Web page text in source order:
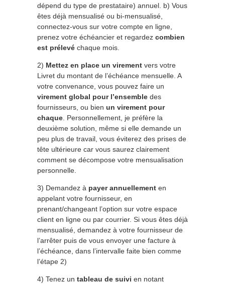
dépend du type de prestataire) annuel. b) Vous
êtes déjà mensualisé ou bi-mensualisé,
connectez-vous sur votre compte en ligne,
prenez votre échéancier et regardez combien
est prélevé chaque mois.
2) Mettez en place un virement vers votre
Livret du montant de l’échéance mensuelle. A
votre convenance, vous pouvez faire un
virement global pour l’ensemble des
fournisseurs, ou bien un virement pour
chaque. Personnellement, je préfère la
deuxième solution, même si elle demande un
peu plus de travail, vous éviterez des prises de
tête ultérieure car vous saurez clairement
comment se décompose votre mensualisation
personnelle.
3) Demandez à payer annuellement en
appelant votre fournisseur, en
prenant/changeant l’option sur votre espace
client en ligne ou par courrier. Si vous êtes déjà
mensualisé, demandez à votre fournisseur de
l’arrêter puis de vous envoyer une facture à
l’échéance, dans l’intervalle faite bien comme
l’étape 2)
4) Tenez un tableau de suivi en notant